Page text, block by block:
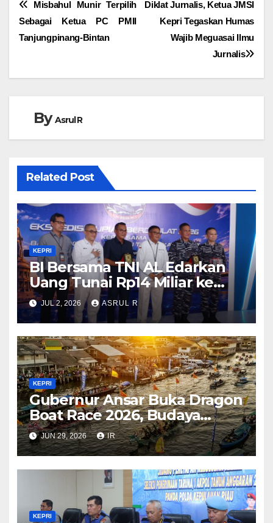
Navigasi
pos
Diklat Jurnalis, Ketua JMSI
Kepri Tegaskan Humas
Wajib Meguasai Ilmu
Jurnalis
Misbahul Munir Terpilih
Sebagai Ketua PC PMII
Tanjungpinang-Bintan
ByAsrul R
Related Post
KEPRI
BI Bersama TNI AL Edarkan
Uang Tunai Rp14 Miliar ke
Pulau Terluar di Kepri Guna
Memperkuat Kedaulatan dan
Stabilitas Rupiah
JUL 2, 2026 ASRUL R
KEPRI
Gubernur Ansar Buka Dragon
Boat Race 2026, Budaya
Bahari Dongkrak Pariwisata
Kepri
JUN 29, 2026 IR
KEPRI